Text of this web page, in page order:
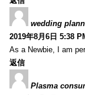
wedding
2019年8月6日 5:38
As a Newbie, I am
返信
Plasma